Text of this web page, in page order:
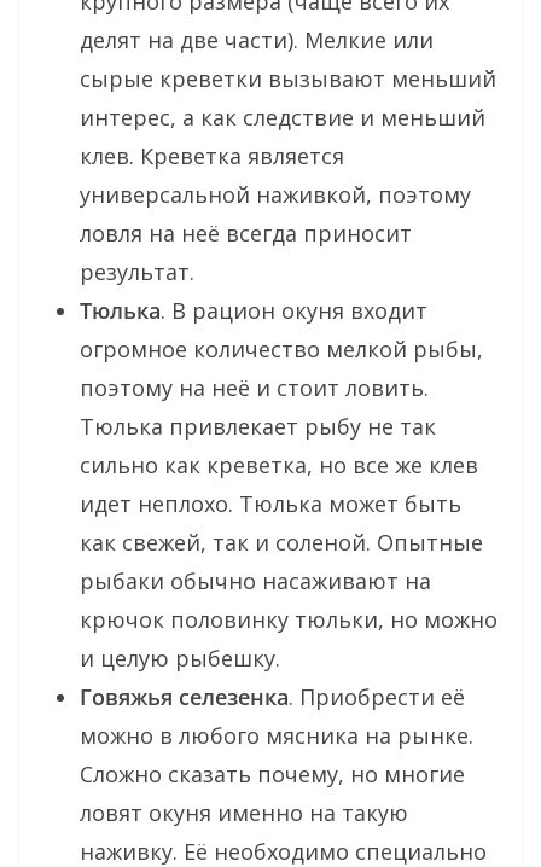
делят на две части). Мелкие или
сырые креветки вызывают меньший
интерес, а как следствие и меньший
клев. Креветка является
универсальной наживкой, поэтому
ловля на неё всегда приносит
результат.
Тюлька. В рацион окуня входит
огромное количество мелкой рыбы,
поэтому на неё и стоит ловить.
Тюлька привлекает рыбу не так
сильно как креветка, но все же клев
идет неплохо. Тюлька может быть
как свежей, так и соленой. Опытные
рыбаки обычно насаживают на
крючок половинку тюльки, но можно
и целую рыбешку.
Говяжья селезенка. Приобрести её
можно в любого мясника на рынке.
Сложно сказать почему, но многие
ловят окуня именно на такую
наживку. Её необходимо специально